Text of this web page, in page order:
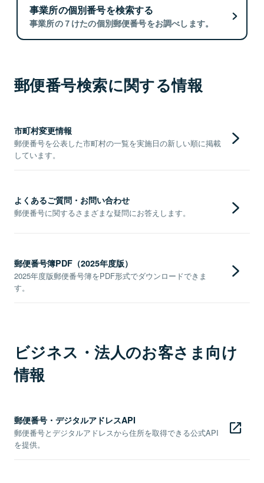
事業所の個別番号を検索する
事業所の７けたの個別郵便番号をお調べします。
郵便番号検索に関する情報
市町村変更情報
郵便番号を公表した市町村の一覧を実施日の新しい順に掲載
しています。
よくあるご質問・お問い合わせ
郵便番号に関するさまざまな疑問にお答えします。
郵便番号簿PDF（2025年度版）
2025年度版郵便番号簿をPDF形式でダウンロードできま
す。
ビジネス・法人のお客さま向け
情報
郵便番号・デジタルアドレスAPI
郵便番号とデジタルアドレスから住所を取得できる公式API
を提供。